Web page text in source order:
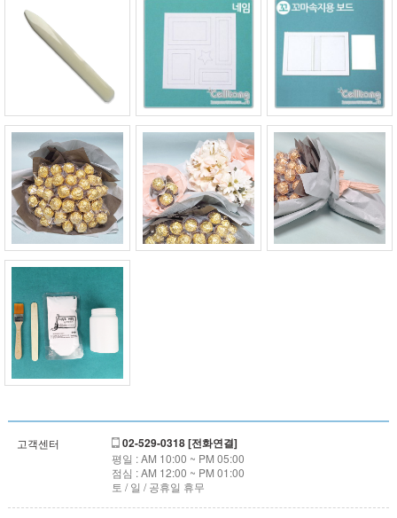
고객센터 02-529-0318 [전화연결]
평일 : AM 10:00 ~ PM 05:00
점심 : AM 12:00 ~ PM 01:00
토 / 일 / 공휴일 휴무